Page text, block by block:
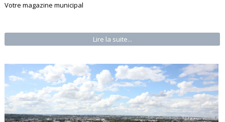
Votre magazine municipal
Lire la suite...